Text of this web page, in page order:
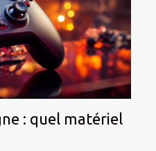
: quel matériel